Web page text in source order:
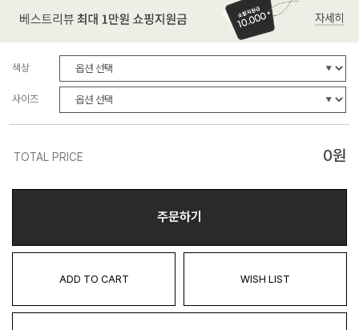
색상
사이즈
TOTAL PRICE 0원
주문하기
ADD TO CART WISH LIST